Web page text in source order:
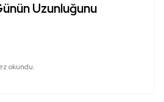
Uzunluğunu
okundu.